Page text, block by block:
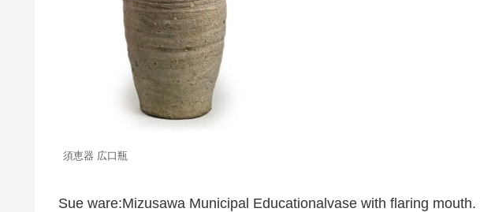
須恵器 広口瓶
Sue ware:Mizusawa Municipal Educationalvase with flaring